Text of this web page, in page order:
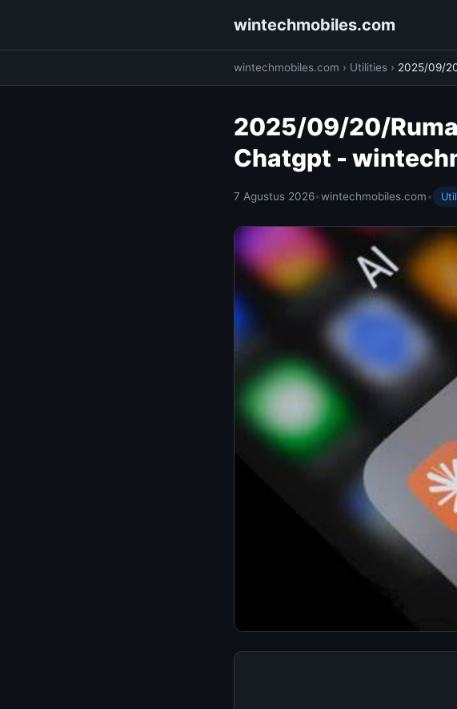
wintechmobiles.com
wintechmobiles.com › Utilities › 2025/09/
2025/09/20/
Chatgpt -
7 Agustus 2026•wintechmobiles.com•